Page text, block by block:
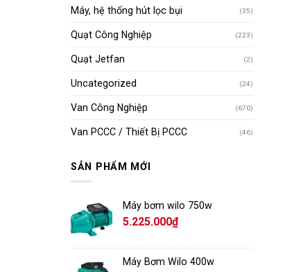
Máy, hệ thống hút lọc bụi (35)
Quạt Công Nghiệp (223)
Quạt Jetfan (2)
Uncategorized (24)
Van Công Nghiệp (670)
Van PCCC / Thiết Bị PCCC (46)
SẢN PHẨM MỚI
Máy bơm wilo 750w
5.225.000₫
Máy Bơm Wilo 400w